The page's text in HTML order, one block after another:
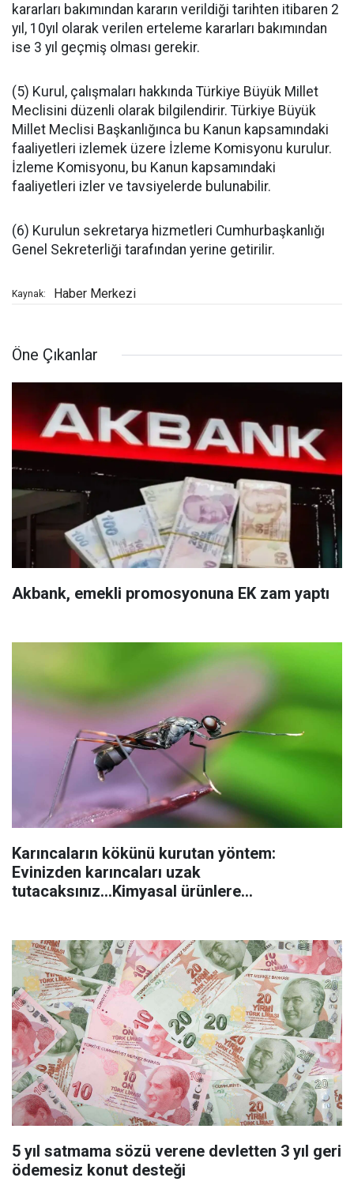
kararları bakımından kararın verildiği tarihten itibaren 2
yıl, 10yıl olarak verilen erteleme kararları bakımından
ise 3 yıl geçmiş olması gerekir.
(5) Kurul, çalışmaları hakkında Türkiye Büyük Millet
Meclisini düzenli olarak bilgilendirir. Türkiye Büyük
Millet Meclisi Başkanlığınca bu Kanun kapsamındaki
faaliyetleri izlemek üzere İzleme Komisyonu kurulur.
İzleme Komisyonu, bu Kanun kapsamındaki
faaliyetleri izler ve tavsiyelerde bulunabilir.
(6) Kurulun sekretarya hizmetleri Cumhurbaşkanlığı
Genel Sekreterliği tarafından yerine getirilir.
Kaynak: Haber Merkezi
Öne Çıkanlar
Akbank, emekli promosyonuna EK zam yaptı
Karıncaların kökünü kurutan yöntem:
Evinizden karıncaları uzak
tutacaksınız...Kimyasal ürünlere
5 yıl satmama sözü verene devletten 3 yıl geri
ödemesiz konut desteği